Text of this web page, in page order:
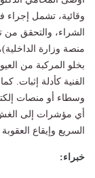
وقائية، تشمل
الشراء، والتحقق من
منصة وزارة
بخلو المركبة من
الفنية كأدلة إثبات.
وسطاء أو منصات
أي مؤشرات إلى الغش
السريع وإيقاع
خبراء: